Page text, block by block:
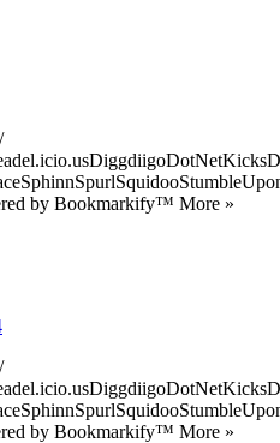
by Bookmarkify™ More »
by Bookmarkify™ More »